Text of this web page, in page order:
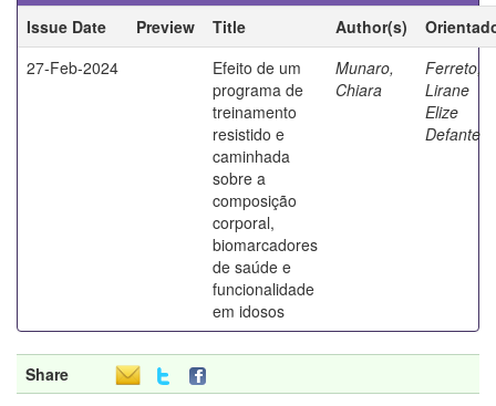
Issue Date
Preview Title Author(s)
27-Feb-2024
Efeito de um
programa de
treinamento
resistido e
caminhada
sobre a
composição
corporal,
biomarcadores
de saúde e
funcionalidade
em idosos
Munaro,
Chiara
Ferreto,
Lirane
Elize
Defante
Share